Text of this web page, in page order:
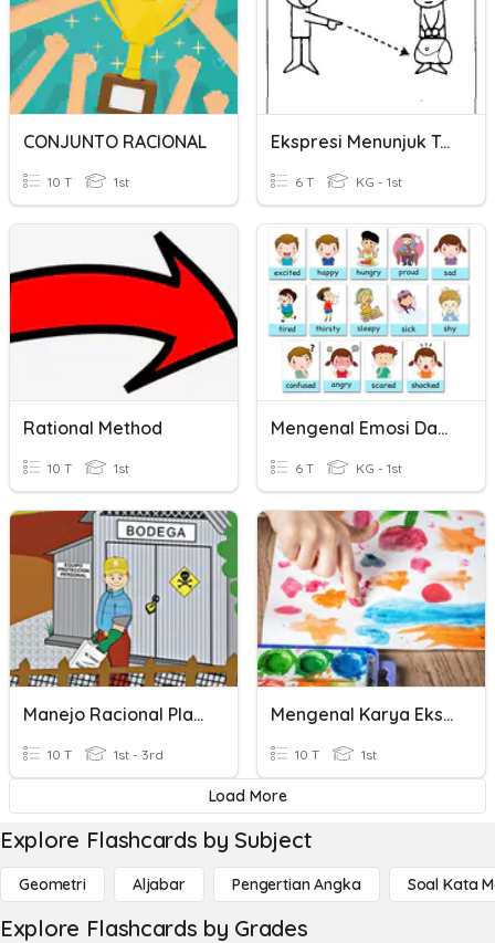
CONJUNTO RACIONAL
10 T 1st
Ekspresi Menunjuk Tempat Dan Benda
6 T KG - 1st
Rational Method
10 T 1st
Mengenal Emosi Dan Ekspresi
6 T KG - 1st
Manejo Racional Plaguicidas
10 T 1st - 3rd
Mengenal Karya Ekspresi Dua Dimensi Dan Tiga Dimensi
10 T 1st
Load More
Explore Flashcards by Subject
Geometri Aljabar Pengertian Angka Soal Kata
Explore Flashcards by Grades